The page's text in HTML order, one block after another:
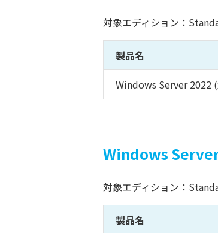
対象エディション：
製品名
Windows Server 2022
Windows
対象エディション：
製品名